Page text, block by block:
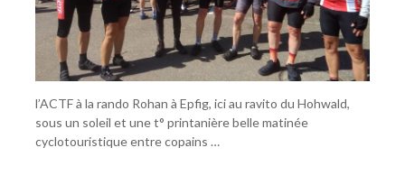
l’ACTF à la rando Rohan à Epfig, ici au ravito du Hohwald,
sous un soleil et une t° printanière belle matinée
cyclotouristique entre copains …